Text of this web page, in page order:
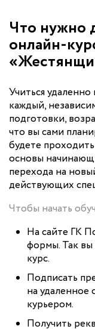
Что нужно
онлайн-
Учиться
каждый,
подготовки,
что вы сами
будете
основы
перехода на
действующих
Чтобы начать
На сайте ГК
формы. Так
курс.
Подписать
на удаленное
курьером.
Получить